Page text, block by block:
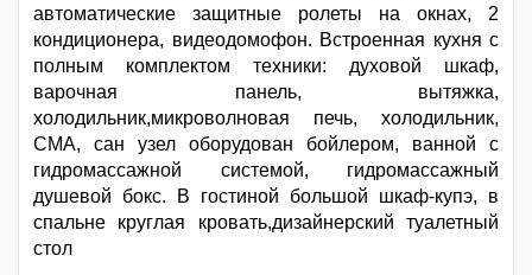
автоматические защитные ролеты на окнах, 2
кондиционера, видеодомофон. Встроенная кухня с
полным комплектом техники: духовой шкаф,
варочная панель, вытяжка,
холодильник,микроволновая печь, холодильник,
СМА, сан узел оборудован бойлером, ванной с
гидромассажной системой, гидромассажный
душевой бокс. В гостиной большой шкаф-купэ, в
спальне круглая кровать,дизайнерский туалетный
стол